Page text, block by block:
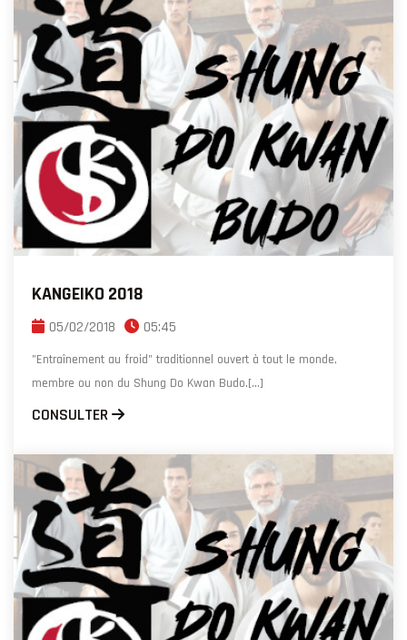
KANGEIKO 2018
05/02/2018 05:45
"Entraînement au froid" traditionnel ouvert à tout le monde,
membre ou non du Shung Do Kwan Budo.[...]
CONSULTER